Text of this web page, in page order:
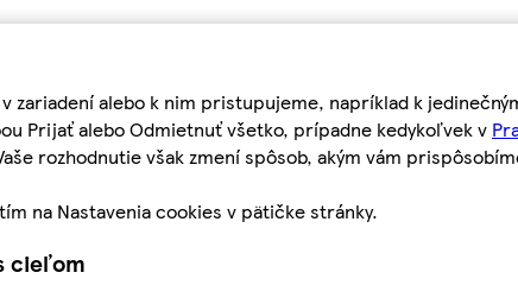
zariadení alebo k nim pristupujeme, napríklad k
Prijať alebo Odmietnuť všetko, prípadne kedykoľvek v
rozhodnutie však zmení spôsob, akým vám
na Nastavenia cookies v pätičke stránky.
cieľom